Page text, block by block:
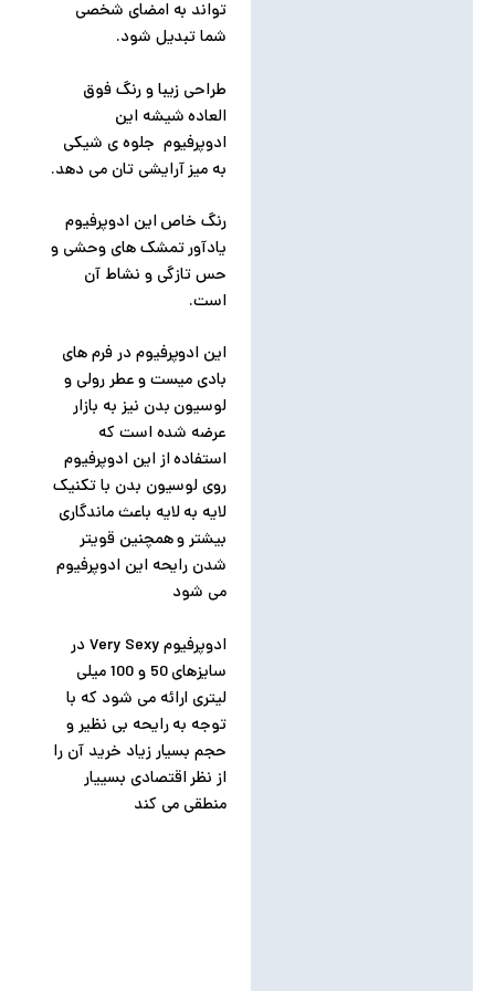
تواند به امضای شخصی
شما تبدیل شود.
طراحی زیبا و رنگ فوق
العاده شیشه این
ادوپرفیوم جلوه ی شیکی
به میز آرایشی تان می دهد.
رنگ خاص این ادوپرفیوم
یادآور تمشک های وحشی و
حس تازگی و نشاط آن
است.
این ادوپرفیوم در فرم های
بادی میست و عطر رولی و
لوسیون بدن نیز به بازار
عرضه شده است که
استفاده از این ادوپرفیوم
روی لوسیون بدن با تکنیک
لایه به لایه باعث ماندگاری
بیشتر و همچنین قویتر
شدن رایحه این ادوپرفیوم
می شود
ادوپرفیوم Very Sexy در
سایزهای 50 و 100 میلی
لیتری ارائه می شود که با
توجه به رایحه بی نظیر و
حجم بسیار زیاد خرید آن را
از نظر اقتصادی بسییار
منطقی می کند